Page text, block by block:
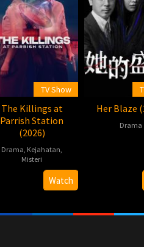
TV Show
The Killings at
Parrish Station
(2026)
Drama, Kejahatan,
Misteri
2026-
Daniel
Nettheim
Watch
Her Blaze
Drama